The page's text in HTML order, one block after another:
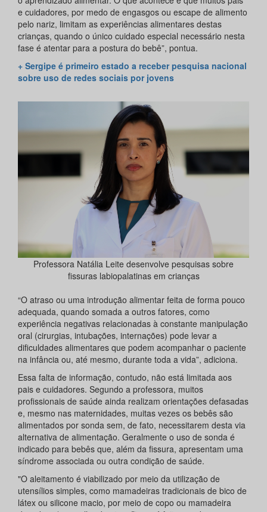
e cuidadores, por medo de engasgos ou escape de alimento
pelo nariz, limitam as experiências alimentares destas
crianças, quando o único cuidado especial necessário nesta
fase é atentar para a postura do bebê”, pontua.
+ Sergipe é primeiro estado a receber pesquisa nacional
sobre uso de redes sociais por jovens
Professora Natália Leite desenvolve pesquisas sobre
fissuras labiopalatinas em crianças
“O atraso ou uma introdução alimentar feita de forma pouco
adequada, quando somada a outros fatores, como
experiência negativas relacionadas à constante manipulação
oral (cirurgias, intubações, internações) pode levar a
dificuldades alimentares que podem acompanhar o paciente
na infância ou, até mesmo, durante toda a vida”, adiciona.
Essa falta de informação, contudo, não está limitada aos
pais e cuidadores. Segundo a professora, muitos
profissionais de saúde ainda realizam orientações defasadas
e, mesmo nas maternidades, muitas vezes os bebês são
alimentados por sonda sem, de fato, necessitarem desta via
alternativa de alimentação. Geralmente o uso de sonda é
indicado para bebês que, além da fissura, apresentam uma
síndrome associada ou outra condição de saúde.
"O aleitamento é viabilizado por meio da utilização de
utensílios simples, como mamadeiras tradicionais de bico de
látex ou silicone macio, por meio de copo ou mamadeira